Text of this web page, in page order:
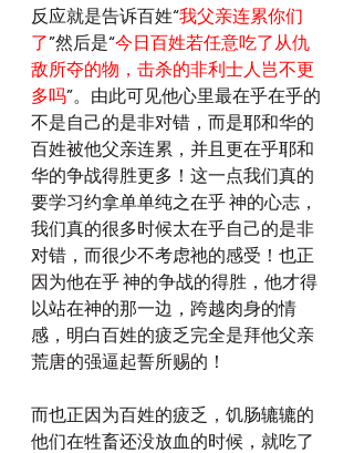
反应就是告诉百姓“我父亲连累你们
了”然后是“今日百姓若任意吃了从仇
敌所夺的物，击杀的非利士人岂不更
多吗”。由此可见他心里最在乎在乎的
不是自己的是非对错，而是耶和华的
百姓被他父亲连累，并且更在乎耶和
华的争战得胜更多！这一点我们真的
要学习约拿单单纯之在乎 神的心志，
我们真的很多时候太在乎自己的是非
对错，而很少不考虑祂的感受！也正
因为他在乎 神的争战的得胜，他才得
以站在神的那一边，跨越肉身的情
感，明白百姓的疲乏完全是拜他父亲
荒唐的强逼起誓所赐的！
而也正因为百姓的疲乏，饥肠辘辘的
他们在牲畜还没放血的时候，就吃了